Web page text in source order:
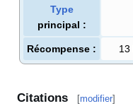
Type
principal :
Récompense : 13
Citations [modifier]